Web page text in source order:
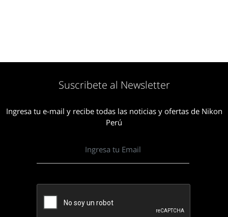
Suscribete al Newsletter
Ingresa tu e-mail y recibe todas las noticias y ofertas de Nikon
Perú